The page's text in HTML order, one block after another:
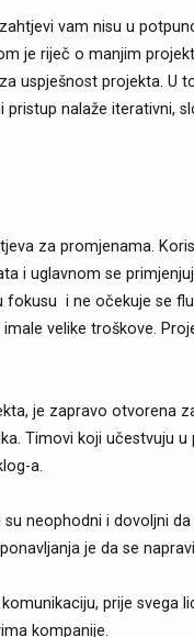
vam nisu u
je riječ o manjim
uspješnost projekta. U
nalaže iterativni,
za promjenama.
i uglavnom se
i ne očekuje se
velike troškove.
je zapravo otvorena
Timovi koji učestvuju u
a.
neophodni i dovoljni
je da se
prije svega
kompanije.